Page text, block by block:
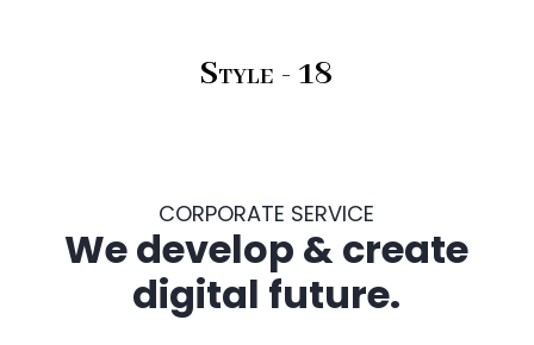
Style - 18
CORPORATE SERVICE
We develop & create
digital future.